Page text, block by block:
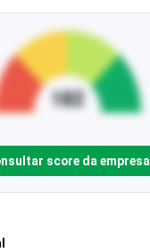
score da empresa